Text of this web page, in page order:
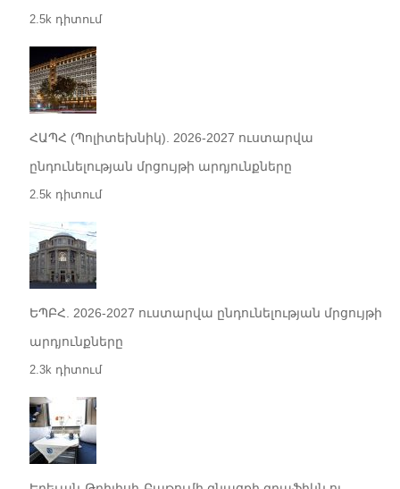
2.5k դիտում
ՀԱՊՀ (Պոլիտեխնիկ). 2026-2027 ուստարվա
ընդունելության մրցույթի արդյունքները
2.5k դիտում
ԵՊԲՀ. 2026-2027 ուստարվա ընդունելության մրցույթի
արդյունքները
2.3k դիտում